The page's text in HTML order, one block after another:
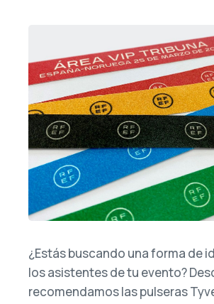
¿Estás buscando una forma de
los asistentes de tu evento?
recomendamos las pulseras